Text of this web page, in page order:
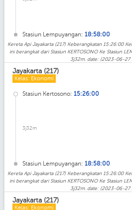
Stasiun Lempuyangan: 18:58:00
Kereta Api Jayakarta (217) Keberangkatan 15:26:00
ini berangkat dari Stasiun KERTOSONO Ke Stasiun
3j32m. date: (2023-06-27
Jayakarta (217)
Kelas: Ekonomi
Stasiun Kertosono: 15:26:00
3j32m
Stasiun Lempuyangan: 18:58:00
Kereta Api Jayakarta (217) Keberangkatan 15:26:00
ini berangkat dari Stasiun KERTOSONO Ke Stasiun
3j32m. date: (2023-06-27
Jayakarta (217)
Kelas: Ekonomi